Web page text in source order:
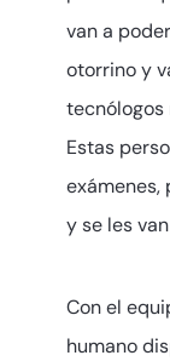
van a
otorrino y
tecnólogos
Estas
y se les
Con el
humano